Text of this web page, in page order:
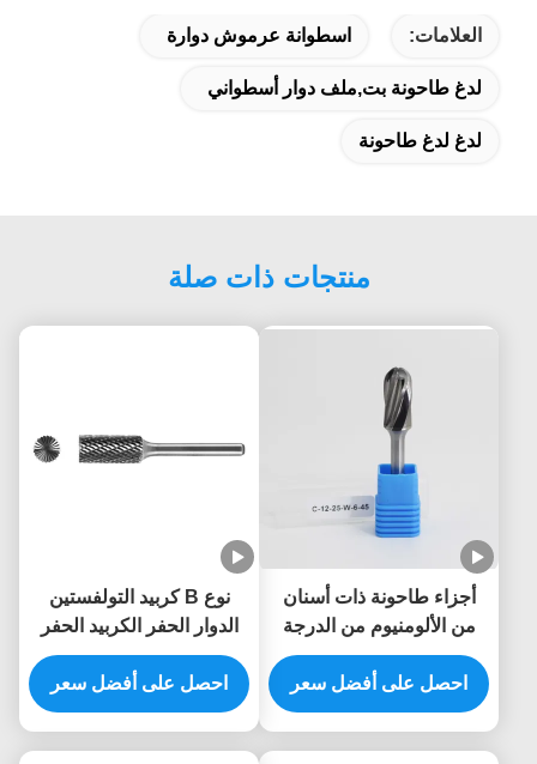
العلامات: اسطوانة عرموش دوارة
لدغ طاحونة بت,ملف دوار أسطواني
لدغ لدغ طاحونة
منتجات ذات صلة
أجزاء طاحونة ذات أسنان
من الألومنيوم من الدرجة
YG8 مع قاعدة 6MM لقطع
المعادن وطحنها
احصل على أفضل سعر
نوع B كربيد التولفستين
الدوار الحفر الكربيد الحفر
-القطع النهائي الأسطواني
احصل على أفضل سعر